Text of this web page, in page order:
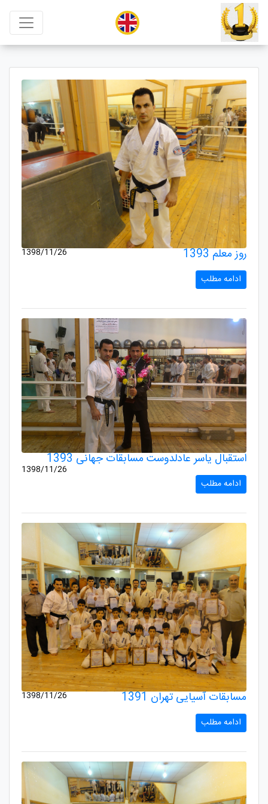
روز معلم 1393 1398/11/26
ادامه مطلب
استقبال یاسر عادلدوست مسابقات جهانی 1393
1398/11/26
ادامه مطلب
مسابقات آسیایی تهران 1391 1398/11/26
ادامه مطلب